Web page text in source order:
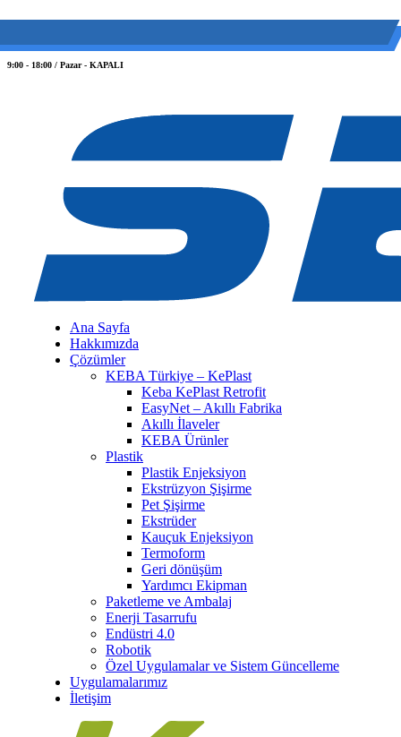
9:00 - 18:00 / Pazar - KAPALI
Ana Sayfa
Hakkımızda
Çözümler
KEBA Türkiye – KePlast
Keba KePlast Retrofit
EasyNet – Akıllı Fabrika
Akıllı İlaveler
KEBA Ürünler
Plastik
Plastik Enjeksiyon
Ekstrüzyon Şişirme
Pet Şişirme
Ekstrüder
Kauçuk Enjeksiyon
Termoform
Geri dönüşüm
Yardımcı Ekipman
Paketleme ve Ambalaj
Enerji Tasarrufu
Endüstri 4.0
Robotik
Özel Uygulamalar ve Sistem Güncelleme
Uygulamalarımız
İletişim